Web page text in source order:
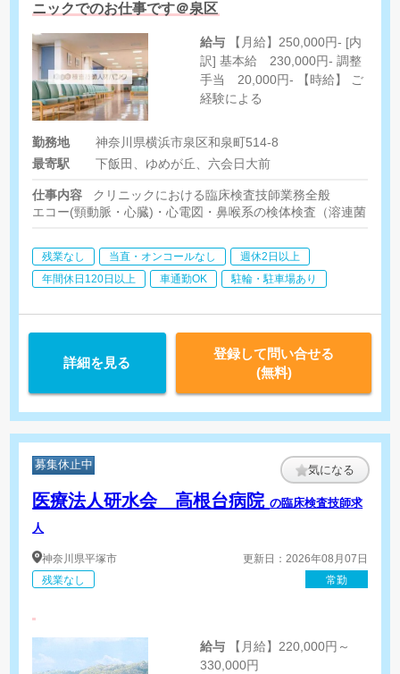
ニックでのお仕事です＠泉区
給与
訳] 基本給 230,000円- 調整
手当 20,000円- 【時給】 ご
経験による
勤務地
神奈川県横浜市泉区和泉町514-8
最寄駅
下飯田、ゆめが丘、六会日大前
仕事内容
クリニックにおける臨床検査技師業務全般
エコー(頸動脈・心臓)・心電図・鼻喉系の検体検査（溶連菌・イ
残業なし 当直・オンコールなし
週休2日以上
年間休日120日以上
車通勤OK 駐輪・駐車場あり
詳細を見る
登録して問い合せる
(無料)
募集休止中 気になる
医療法人研水会 高根台病院の臨床検査技師求
人
神奈川県平塚市
残業なし
更新日：2026年08月07日
常勤
給与
330,000円